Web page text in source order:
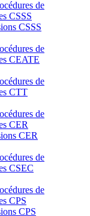
de
CSSS
CSSS
de
CEATE
de
CTT
de
CER
CER
de
CSEC
de
CPS
CPS